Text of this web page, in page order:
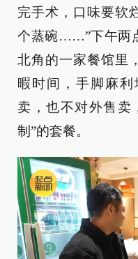
完手术，口味要软
个蒸碗……”下午两
北角的一家餐馆里
暇时间，手脚麻
卖，也不对外售卖
制”的套餐。